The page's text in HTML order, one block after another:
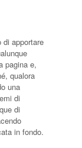
apportare
pagina e,
qualora
una
di
di
in fondo.